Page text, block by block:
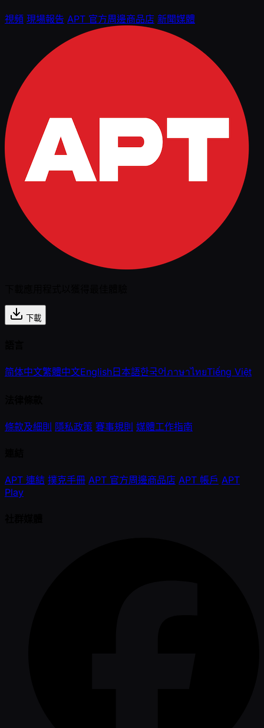
視頻 現場報告 APT 官方周邊商品店 新聞媒體
下載
简体中文繁體中文English 日本語한국어ภาษาไทยTiếng Việt
條款及細則 隱私政策 賽事規則 媒體工作指南
APT 連結 撲克手冊 APT 官方周邊商品店 APT 帳戶 APT
Play